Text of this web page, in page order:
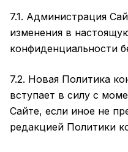
7.1. Администрация
изменения в
конфиденциальности
7.2. Новая Политика
вступает в силу с
Сайте, если иное не
редакцией Политики